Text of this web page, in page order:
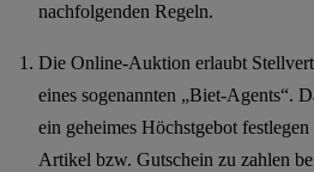
nachfolgenden Regeln.
Die Online-Auktion erlaubt
eines sogenannten „Biet-Agents“.
ein geheimes Höchstgebot
Artikel bzw. Gutschein zu zahlen